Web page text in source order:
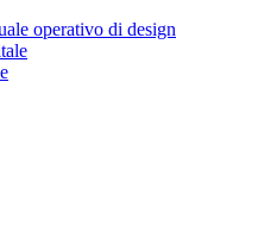
operativo di design